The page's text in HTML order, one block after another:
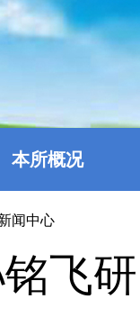
本所概况
闻中心
飞